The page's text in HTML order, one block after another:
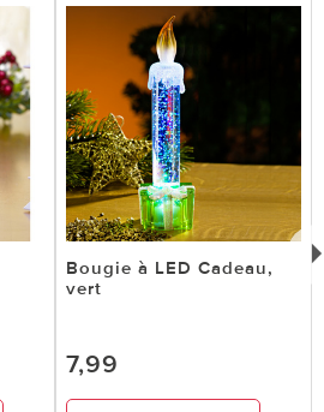
Bougie à LED Cadeau,
vert
7,99